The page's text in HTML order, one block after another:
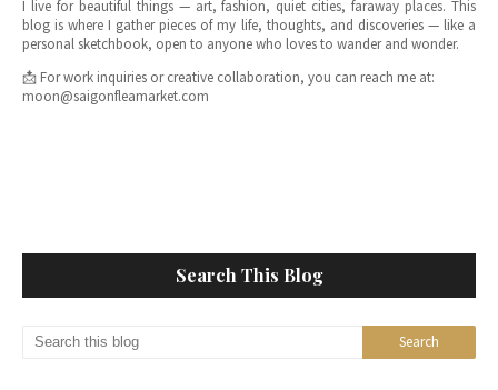
I live for beautiful things — art, fashion, quiet cities, faraway places. This
blog is where I gather pieces of my life, thoughts, and discoveries — like a
personal sketchbook, open to anyone who loves to wander and wonder.
📩 For work inquiries or creative collaboration, you can reach me at:
moon@saigonfleamarket.com
Search This Blog